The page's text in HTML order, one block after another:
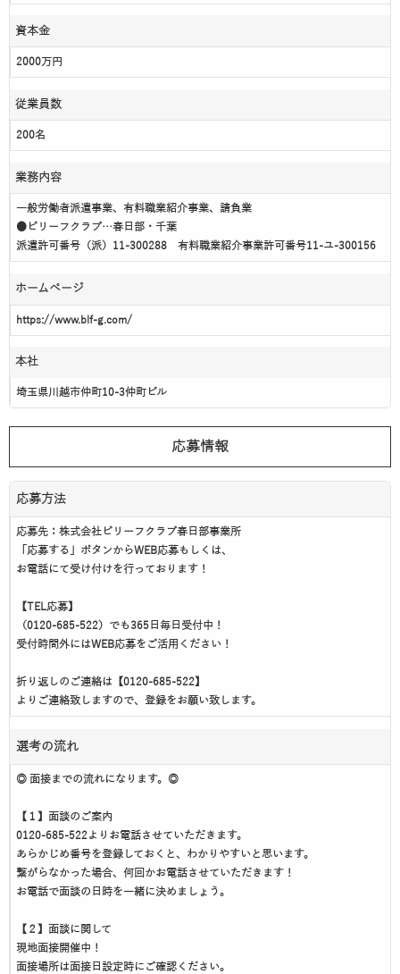
資本金
2000万円
従業員数
200名
業務内容
一般労働者派遣事業、有料職業紹介事業、請負業
●ビリーフクラブ…春日部・千葉
派遣許可番号（派）11-300288 有料職業紹介事業許可番号11-ユ-300156
ホームページ
https://www.blf-g.com/
本社
埼玉県川越市仲町10-3仲町ビル
応募情報
応募方法
応募先：株式会社ビリーフクラブ春日部事業所
「応募する」ボタンからWEB応募もしくは、
お電話にて受け付けを行っております！
【TEL応募】
（0120-685-522）でも365日毎日受付中！
受付時間外にはWEB応募をご活用ください！
折り返しのご連絡は【0120-685-522】
よりご連絡致しますので、登録をお願い致します。
選考の流れ
◎ 面接までの流れになります。◎
【１】面談のご案内
0120-685-522よりお電話させていただきます。
あらかじめ番号を登録しておくと、わかりやすいと思います。
繋がらなかった場合、何回かお電話させていただきます！
お電話で面談の日時を一緒に決めましょう。
【２】面談に関して
現地面接開催中！
面接場所は面接日設定時にご確認ください。